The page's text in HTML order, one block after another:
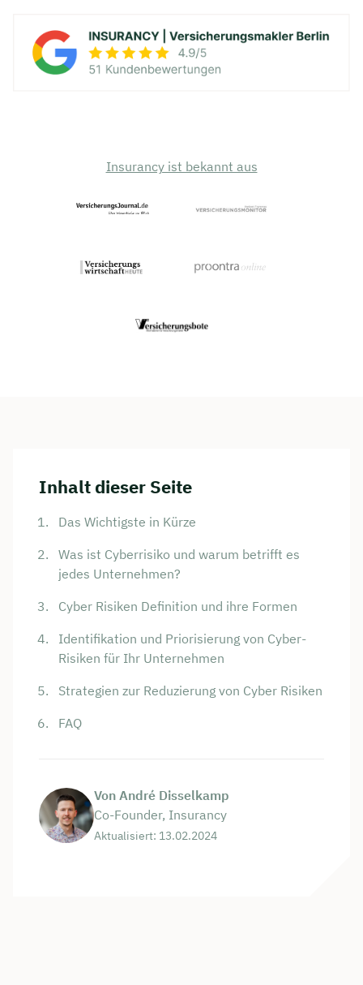
Insurancy ist bekannt aus
Inhalt dieser Seite
Das Wichtigste in Kürze
Was ist Cyberrisiko und warum betrifft es
jedes Unternehmen?
Cyber Risiken Definition und ihre Formen
Identifikation und Priorisierung von Cyber-
Risiken für Ihr Unternehmen
Strategien zur Reduzierung von Cyber Risiken
FAQ
Von André Disselkamp
Co-Founder, Insurancy
Aktualisiert: 13.02.2024